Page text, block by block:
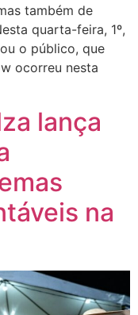
também de
quarta-feira, 1º,
o público, que
ocorreu nesta
lança
na